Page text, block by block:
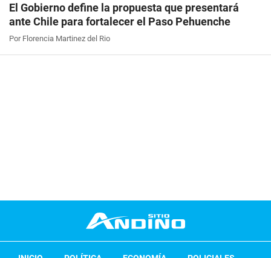
El Gobierno define la propuesta que presentará
ante Chile para fortalecer el Paso Pehuenche
Por Florencia Martinez del Rio